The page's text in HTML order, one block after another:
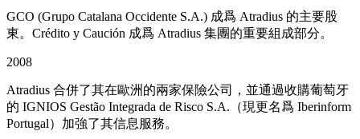
GCO (Grupo Catalana Occidente S.A.) 成爲 Atradius 的主要股
東。Crédito y Caución 成爲 Atradius 集團的重要組成部分。
2008
Atradius 合併了其在歐洲的兩家保險公司，並通過收購葡萄牙
的 IGNIOS Gestão Integrada de Risco S.A.（現更名爲 Iberinform
Portugal）加強了其信息服務。